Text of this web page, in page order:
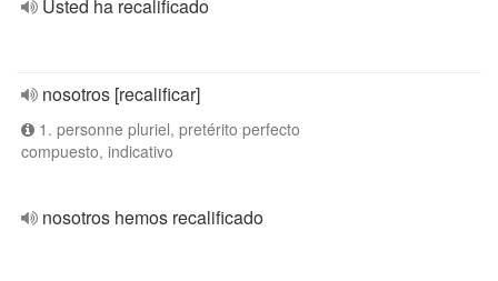
Usted ha recalificado
nosotros [recalificar]
1. personne pluriel, pretérito perfecto
compuesto, indicativo
nosotros hemos recalificado